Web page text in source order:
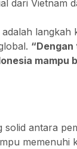
dari Vietnam
langkah
mampu
solid antara
memenuhi